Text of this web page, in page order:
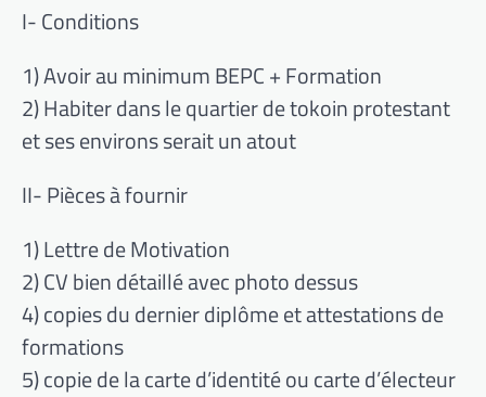
I- Conditions
1) Avoir au minimum BEPC + Formation
2) Habiter dans le quartier de tokoin protestant
et ses environs serait un atout
II- Pièces à fournir
1) Lettre de Motivation
2) CV bien détaillé avec photo dessus
4) copies du dernier diplôme et attestations de
formations
5) copie de la carte d’identité ou carte d’électeur